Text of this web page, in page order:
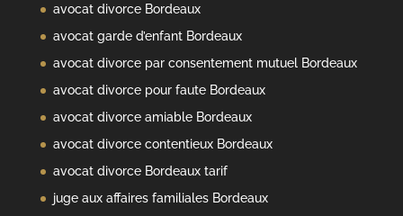
avocat divorce Bordeaux
avocat garde d’enfant Bordeaux
avocat divorce par consentement mutuel Bordeaux
avocat divorce pour faute Bordeaux
avocat divorce amiable Bordeaux
avocat divorce contentieux Bordeaux
avocat divorce Bordeaux tarif
juge aux affaires familiales Bordeaux